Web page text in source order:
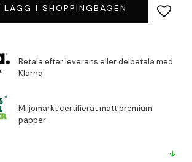
LÄGG I SHOPPINGBAGEN